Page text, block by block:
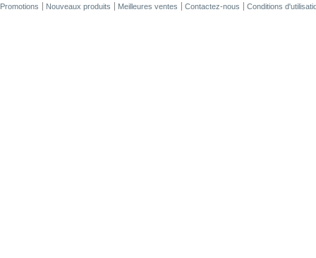
Promotions Nouveaux produits Meilleures ventes Contactez-nous Conditions